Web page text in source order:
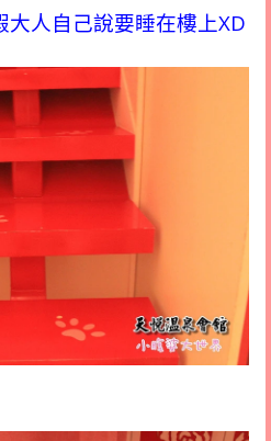
大人自己說要睡在樓上XD